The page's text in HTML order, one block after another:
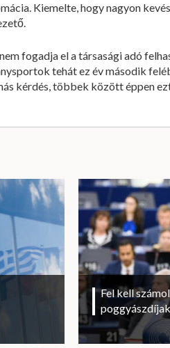
Kiemelte, hogy nagyon
fogadja el a társasági adó
tehát ez év második
kérdés, többek között éppen
Fel kell